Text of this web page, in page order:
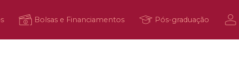
Bolsas e Financiamentos Pós-graduação